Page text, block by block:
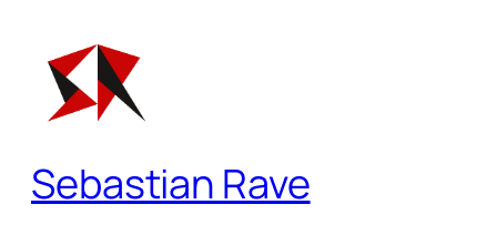
springen
Sebastian Rave